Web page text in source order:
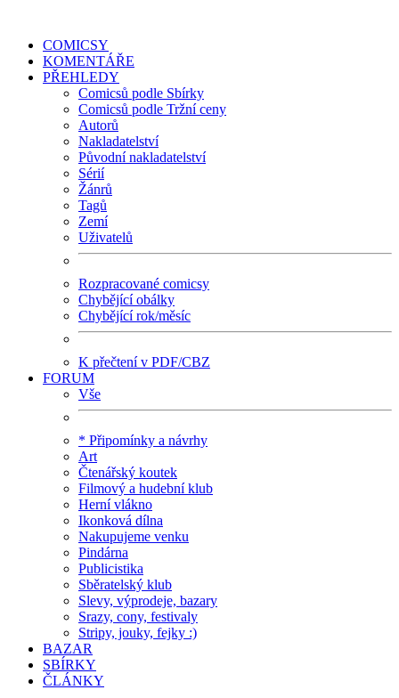
COMICSY
KOMENTÁŘE
PŘEHLEDY
Comicsů podle Sbírky
Comicsů podle Tržní ceny
Autorů
Nakladatelství
Původní nakladatelství
Sérií
Žánrů
Tagů
Zemí
Uživatelů
Rozpracované comicsy
Chybějící obálky
Chybějící rok/měsíc
K přečtení v PDF/CBZ
FORUM
Vše
* Připomínky a návrhy
Art
Čtenářský koutek
Filmový a hudební klub
Herní vlákno
Ikonková dílna
Nakupujeme venku
Pindárna
Publicistika
Sběratelský klub
Slevy, výprodeje, bazary
Srazy, cony, festivaly
Stripy, jouky, fejky :)
BAZAR
SBÍRKY
ČLÁNKY